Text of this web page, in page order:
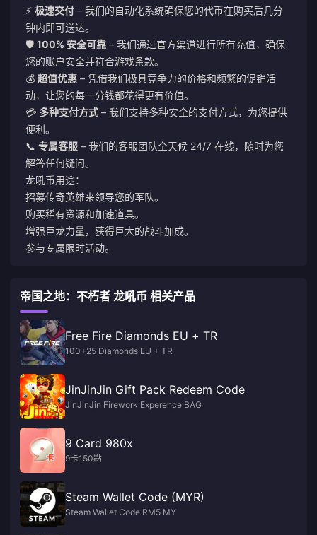
⚡ 极速交付 – 我们的自动化系统确保您的代币在购买后几分
钟内即可送达。
🛡️ 100% 安全可靠 – 我们通过官方渠道进行所有充值，确保
您的账户安全并符合游戏条款。
💰 超值优惠 – 凭借我们极具竞争力的价格和频繁的促销活
动，让您的每一分钱都花得更有价值。
💳 多种支付方式 – 我们支持多种安全的支付方式，为您提供
便利。
📞 专属客服 – 我们的客服团队全天候 24/7 在线，随时为您
解答任何疑问。
龙吼币用途：
招募传奇英雄来领导您的军队。
购买稀有资源和加速道具。
增强巨龙力量，获得巨大的战斗加成。
参与专属限时活动。
帝国之地：不朽者 龙吼币 相关产品
Free Fire Diamonds EU + TR
100+25 Diamonds EU + TR
JinJinJin Gift Pack Redeem Code
JinJinJin Firework Experence BAG
9 Card 980x
9卡150點
Steam Wallet Code (MYR)
Steam Wallet Code RM5 MY